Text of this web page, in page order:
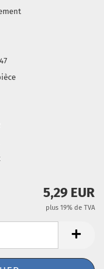
5,29 EUR
plus 19% de TVA